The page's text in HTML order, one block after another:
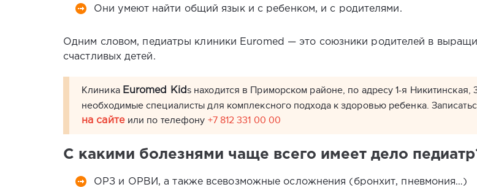
Они умеют найти общий язык и с ребенком, и с родителями.
Одним словом, педиатры клиники Euromed — это союзники родителей в
счастливых детей.
Клиника Euromed Kid s находится в Приморском районе, по адресу 1-я Никитинская,
необходимые специалисты для комплексного подхода к здоровью ребенка.
на сайте или по телефону +7 812 331 00 00
С какими болезнями чаще всего имеет дело
ОРЗ и ОРВИ, а также всевозможные осложнения (бронхит, пневмония…)